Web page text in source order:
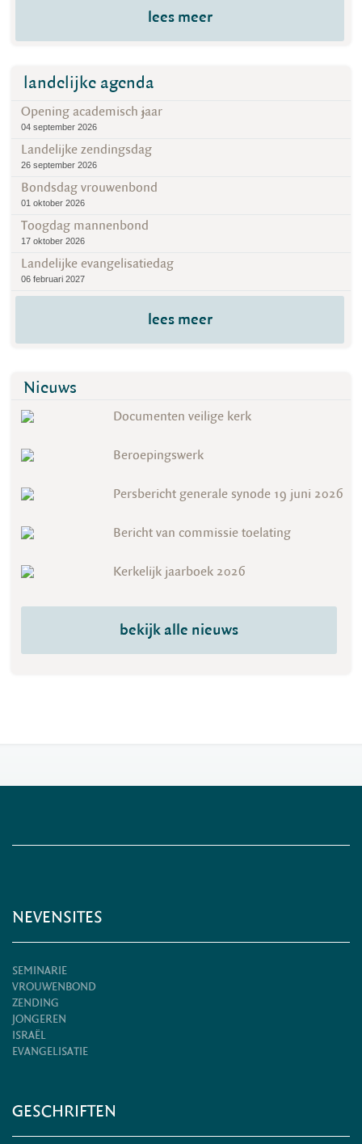
lees meer
landelijke agenda
Opening academisch jaar
04 september 2026
Landelijke zendingsdag
26 september 2026
Bondsdag vrouwenbond
01 oktober 2026
Toogdag mannenbond
17 oktober 2026
Landelijke evangelisatiedag
06 februari 2027
lees meer
Nieuws
Documenten veilige kerk
Beroepingswerk
Persbericht generale synode 19 juni 2026
Bericht van commissie toelating
Kerkelijk jaarboek 2026
bekijk alle nieuws
NEVENSITES
SEMINARIE
VROUWENBOND
ZENDING
JONGEREN
ISRAËL
EVANGELISATIE
GESCHRIFTEN